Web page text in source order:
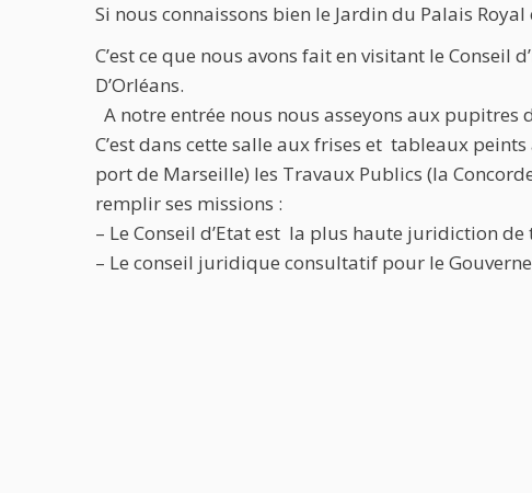
Si nous connaissons bien le Jardin du Palais
C’est ce que nous avons fait en visitant le
D’Orléans.
A notre entrée nous nous asseyons aux pupitres
C’est dans cette salle aux frises et tableaux
port de Marseille) les Travaux Publics (la
remplir ses missions :
– Le Conseil d’Etat est la plus haute juridiction
– Le conseil juridique consultatif pour le